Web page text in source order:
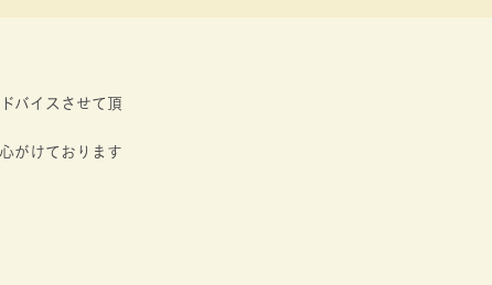
バイスさせて頂
がけております